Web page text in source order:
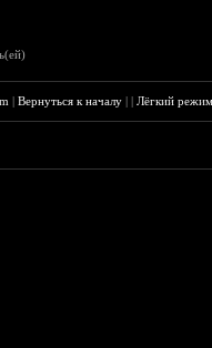
|Вернуться к началу ||Лёгкий